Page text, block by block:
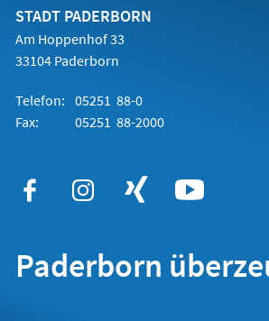
STADT PADERBORN
Am Hoppenhof 33
33104 Paderborn
Telefon: 05251 88-0
Fax:
05251 88-2000
Paderborn